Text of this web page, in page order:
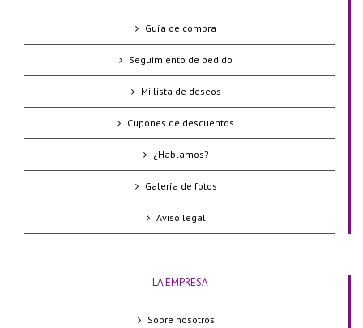
Guía de compra
Seguimiento de pedido
Mi lista de deseos
Cupones de descuentos
¿Hablamos?
Galería de fotos
Aviso legal
LA EMPRESA
Sobre nosotros